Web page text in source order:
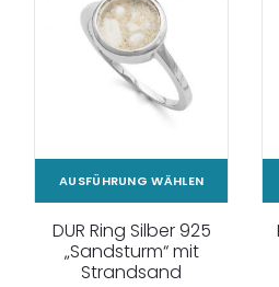
AUSFÜHRUNG WÄHLEN
DUR Ring Silber 925
„Sandsturm“ mit
Strandsand